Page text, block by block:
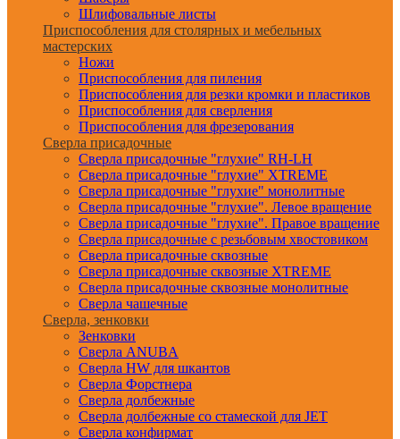
Шлифовальные листы
Приспособления для столярных и мебельных
мастерских
Ножи
Приспособления для пиления
Приспособления для резки кромки и пластиков
Приспособления для сверления
Приспособления для фрезерования
Сверла присадочные
Сверла присадочные "глухие" RH-LH
Сверла присадочные "глухие" XTREME
Сверла присадочные "глухие" монолитные
Сверла присадочные "глухие". Левое вращение
Сверла присадочные "глухие". Правое вращение
Сверла присадочные с резьбовым хвостовиком
Сверла присадочные сквозные
Сверла присадочные сквозные XTREME
Сверла присадочные сквозные монолитные
Сверла чашечные
Сверла, зенковки
Зенковки
Сверла ANUBA
Сверла HW для шкантов
Сверла Форстнера
Сверла долбежные
Сверла долбежные со стамеской для JET
Сверла конфирмат